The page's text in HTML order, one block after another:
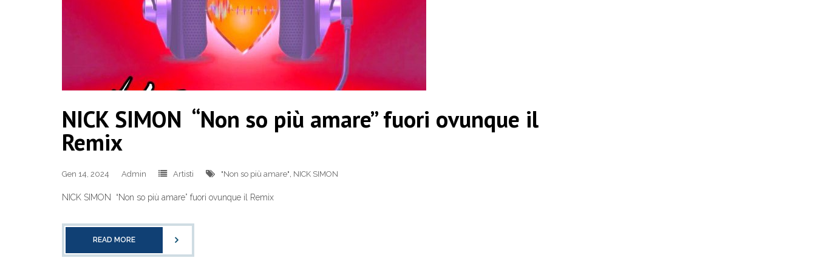
NICK SIMON “Non so più amare” fuori ovunque il
Remix
Gen 14, 2024 Admin Artisti "Non so più amare", NICK SIMON
NICK SIMON “Non so più amare” fuori ovunque il Remix
READ MORE